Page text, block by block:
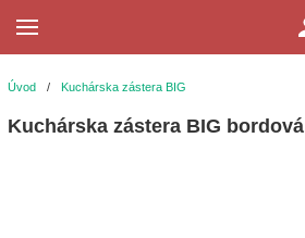
Úvod / Kuchárska zástera BIG
Kuchárska zástera BIG bordová